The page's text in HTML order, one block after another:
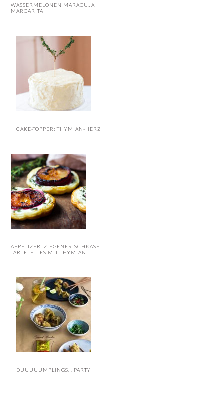
WASSERMELONEN MARACUJA
MARGARITA
CAKE-TOPPER: THYMIAN-HERZ
APPETIZER: ZIEGENFRISCHKÄSE-
TARTELETTES MIT THYMIAN
DUUUUUMPLINGS… PARTY